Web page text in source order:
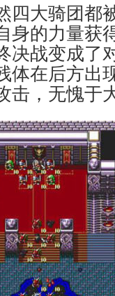
四大骑团都
身的力量获
决战变成了
体在后方出
击，无愧于